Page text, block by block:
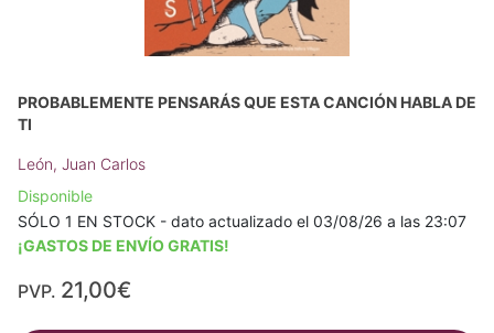
PROBABLEMENTE PENSARÁS QUE ESTA CANCIÓN HABLA DE
TI
León, Juan Carlos
Disponible
SÓLO 1 EN STOCK - dato actualizado el 03/08/26 a las 23:07
¡GASTOS DE ENVÍO GRATIS!
PVP. 21,00€